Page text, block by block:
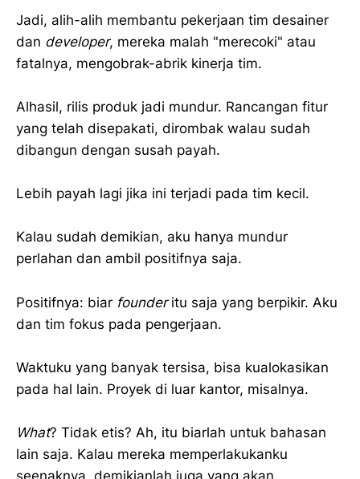
Jadi, alih-alih membantu pekerjaan tim desainer
dan developer, mereka malah "merecoki" atau
fatalnya, mengobrak-abrik kinerja tim.
Alhasil, rilis produk jadi mundur. Rancangan fitur
yang telah disepakati, dirombak walau sudah
dibangun dengan susah payah.
Lebih payah lagi jika ini terjadi pada tim kecil.
Kalau sudah demikian, aku hanya mundur
perlahan dan ambil positifnya saja.
Positifnya: biar founderitu saja yang berpikir. Aku
dan tim fokus pada pengerjaan.
Waktuku yang banyak tersisa, bisa kualokasikan
pada hal lain. Proyek di luar kantor, misalnya.
What? Tidak etis? Ah, itu biarlah untuk bahasan
lain saja. Kalau mereka memperlakukanku
seenaknya, demikianlah juga yang akan